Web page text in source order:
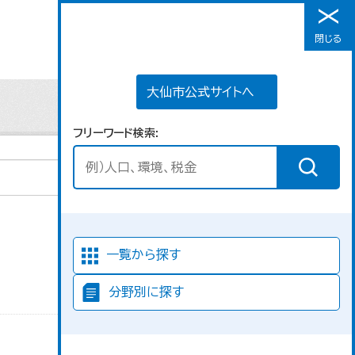
メニュー
大仙市公式サイトへ
フリーワード検索
一覧から探す
分野別に探す
閉じる